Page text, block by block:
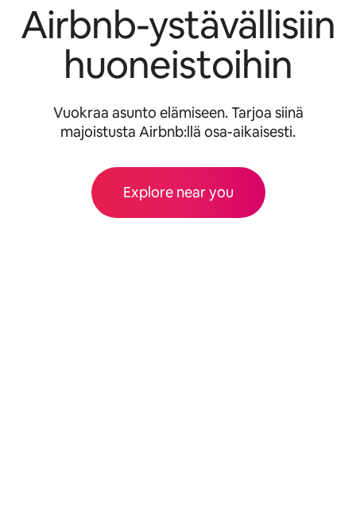
Airbnb-ystävällisiin
huoneistoihin
Vuokraa asunto elämiseen. Tarjoa siinä
majoistusta Airbnb:llä osa-aikaisesti.
Explore near you